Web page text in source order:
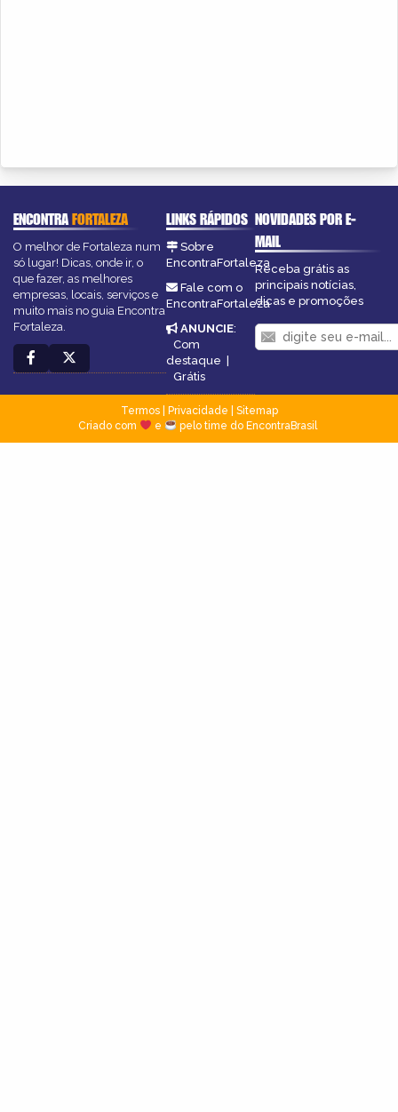
ENCONTRAFORTALEZA
O melhor de Fortaleza num
só lugar! Dicas, onde ir, o
que fazer, as melhores
empresas, locais, serviços e
muito mais no guia Encontra
Fortaleza.
LINKS RÁPIDOS
Sobre
EncontraFortaleza
Fale com o
EncontraFortaleza
ANUNCIE:
Com
destaque |
Grátis
NOVIDADES POR E-
MAIL
Receba grátis as
principais notícias,
dicas e promoções
Termos| Privacidade
Sitemap
Criado com
e pelo time do EncontraBrasil